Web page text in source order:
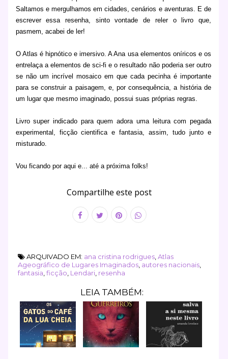
Saltamos e mergulhamos em cidades, cenários e aventuras. E de
escrever essa resenha, sinto vontade de reler o livro que,
pasmem, acabei de ler!
O Atlas é hipnótico e imersivo. A Ana usa elementos oníricos e os
entrelaça a elementos de sci-fi e o resultado não poderia ser outro
se não um incrível mosaico em que cada pecinha é importante
para se construir a paisagem, e, por consequência, a história de
um lugar que mesmo imaginado, possui suas próprias regras.
Livro super indicado para quem adora uma leitura com pegada
experimental, ficção cientifica e fantasia, assim, tudo junto e
misturado.
Vou ficando por aqui e... até a próxima folks!
Compartilhe este post
ARQUIVADO EM: ana cristina rodrigues, Atlas
Ageográfico de Lugares Imaginados, autores nacionais,
fantasia ficção Lendari, resenha
LEIA TAMBÉM: